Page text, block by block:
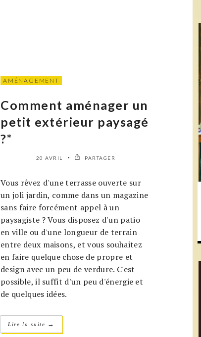
AMÉNAGEMENT
Comment aménager un
petit extérieur paysagé
?*
20 AVRIL PARTAGER
Vous rêvez d'une terrasse ouverte sur
un joli jardin, comme dans un magazine
sans faire forcément appel à un
paysagiste ? Vous disposez d'un patio
en ville ou d'une longueur de terrain
entre deux maisons, et vous souhaitez
en faire quelque chose de propre et
design avec un peu de verdure. C'est
possible, il suffit d'un peu d'énergie et
de quelques idées.
Lire la suite →